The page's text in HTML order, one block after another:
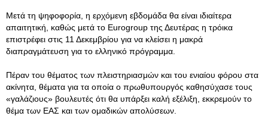
Μετά τη ψηφοφορία, η ερχόμενη εβδομάδα θα είναι ιδιαίτερα
απαιτητική, καθώς μετά το Eurogroup της Δευτέρας η τρόικα
επιστρέφει στις 11 Δεκεμβρίου για να κλείσει η μακρά
διαπραγμάτευση για το ελληνικό πρόγραμμα.
Πέραν του θέματος των πλειστηριασμών και του ενιαίου φόρου στα
ακίνητα, θέματα για τα οποία ο πρωθυπουργός καθησύχασε τους
«γαλάζιους» βουλευτές ότι θα υπάρξει καλή εξέλιξη, εκκρεμούν το
θέμα των ΕΑΣ και των ομαδικών απολύσεων.